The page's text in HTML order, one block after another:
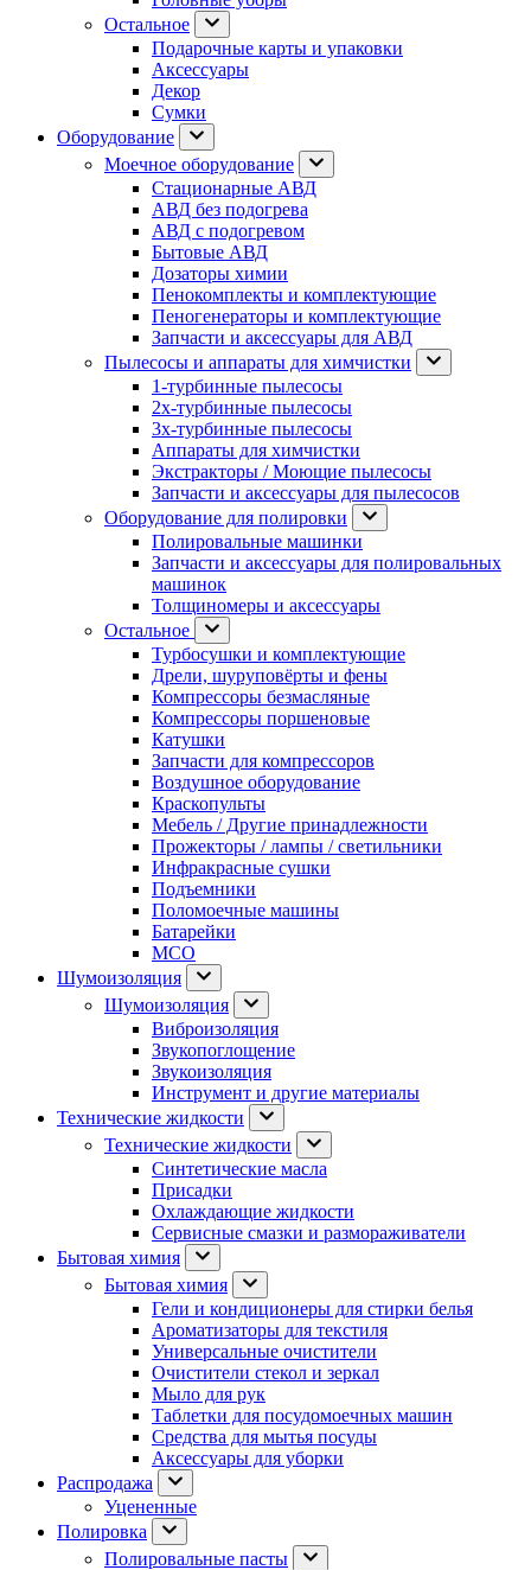
Остальное
Подарочные карты и упаковки
Аксессуары
Декор
Сумки
Оборудование
Моечное оборудование
Стационарные АВД
АВД без подогрева
АВД с подогревом
Бытовые АВД
Дозаторы химии
Пенокомплекты и комплектующие
Пеногенераторы и комплектующие
Запчасти и аксессуары для АВД
Пылесосы и аппараты для химчистки
1-турбинные пылесосы
2х-турбинные пылесосы
3х-турбинные пылесосы
Аппараты для химчистки
Экстракторы / Моющие пылесосы
Запчасти и аксессуары для пылесосов
Оборудование для полировки
Полировальные машинки
Запчасти и аксессуары для полировальных
машинок
Толщиномеры и аксессуары
Остальное
Турбосушки и комплектующие
Дрели, шуруповёрты и фены
Компрессоры безмасляные
Компрессоры поршеновые
Катушки
Запчасти для компрессоров
Воздушное оборудование
Краскопульты
Мебель / Другие принадлежности
Прожекторы / лампы / светильники
Инфракрасные сушки
Подъемники
Поломоечные машины
Батарейки
МСО
Шумоизоляция
Шумоизоляция
Виброизоляция
Звукопоглощение
Звукоизоляция
Инструмент и другие материалы
Технические жидкости
Технические жидкости
Синтетические масла
Присадки
Охлаждающие жидкости
Сервисные смазки и размораживатели
Бытовая химия
Бытовая химия
Гели и кондиционеры для стирки белья
Ароматизаторы для текстиля
Универсальные очистители
Очистители стекол и зеркал
Мыло для рук
Таблетки для посудомоечных машин
Средства для мытья посуды
Аксессуары для уборки
Распродажа
Уцененные
Полировка
Полировальные пасты